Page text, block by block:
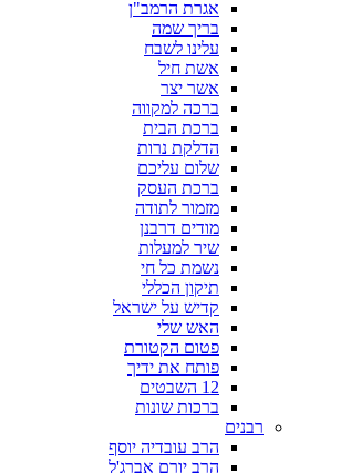
אגרת הרמב"ן
בריך שמה
עלינו לשבח
אשת חיל
אשר יצר
ברכה למקווה
ברכת הבית
הדלקת נרות
שלום עליכם
ברכת העסק
מזמור לתודה
מודים דרבנן
שיר למעלות
נשמת כל חי
תיקון הכללי
קדיש על ישראל
האש שלי
פטום הקטורת
פותח את ידיך
12 השבטים
ברכות שונות
רבנים
הרב עובדיה יוסף
הרב יורם אברג'ל